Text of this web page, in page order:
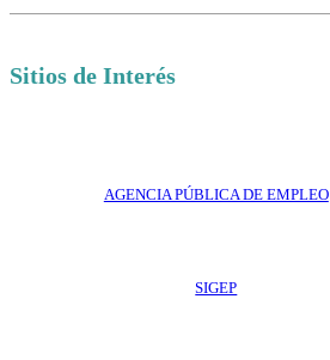
Sitios de Interés
AGENCIA PÚBLICA DE EMPLEO
SIGEP